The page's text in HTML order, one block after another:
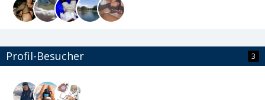
Profil-Besucher 3